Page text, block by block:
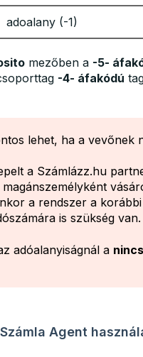
adoalany (-1)
mezőben a -5-
-4- áfakódú
lehet, ha a vevőnek
a Számlázz.hu
a rendszer a
is szükség van.
adóalanyiságnál a
Agent